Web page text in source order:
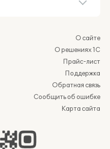
О сайте
О решениях 1С
Прайс-лист
Поддержка
Обратная связь
Сообщить об ошибке
Карта сайта